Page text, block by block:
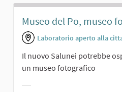
Museo del Po, museo
Laboratorio aperto alla
Il nuovo Salunei potrebbe
un museo fotografico